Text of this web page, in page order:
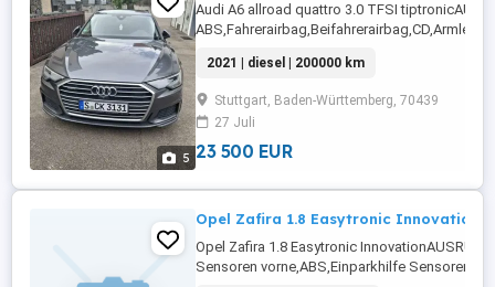
5
Audi A6 allroad quattro 3.0 TFSI
2021 | diesel | 200000 km
Stuttgart, Baden-Württemberg, 70439
27 Juli
23 500 EUR
Opel Zafira 1.8 Easytronic Innovation
Opel Zafira 1.8 Easytronic
Sensoren vorne,ABS,Einparkhilfe Sensoren